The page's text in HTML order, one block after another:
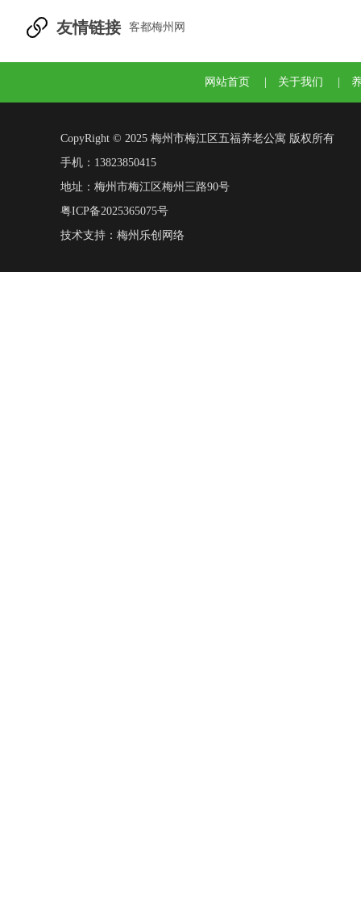
友情链接 客都梅州网
网站首页 关于我们
CopyRight © 2025 梅州市梅江区五福养老公寓 版权所有
手机：13823850415
地址：梅州市梅江区梅州三路90号
粤ICP备2025365075号
技术支持： 梅州乐创网络